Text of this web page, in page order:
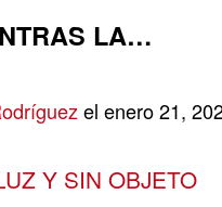
LA…
el enero 21,
Y SIN OBJETO